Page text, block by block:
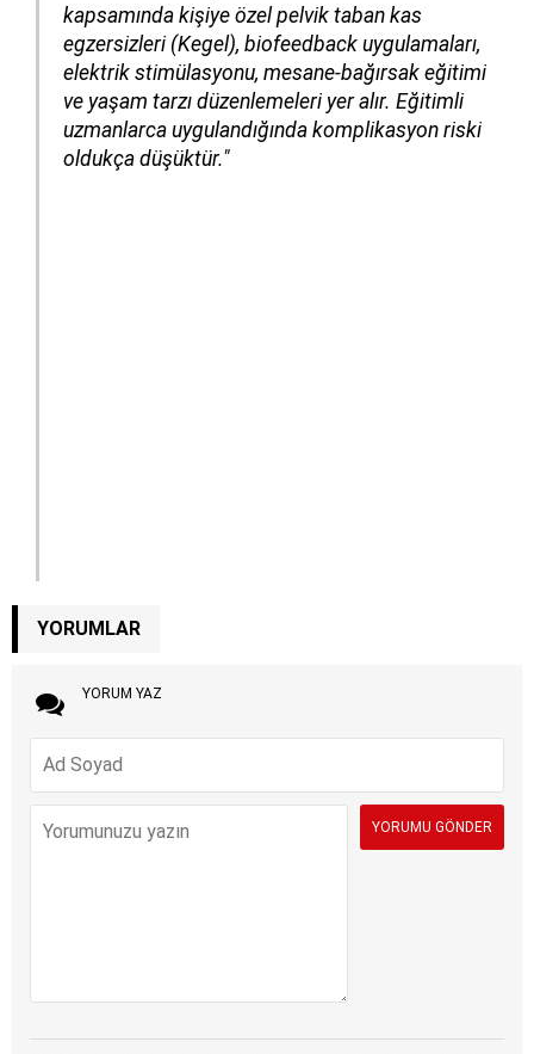
kapsamında kişiye özel pelvik taban kas
egzersizleri (Kegel), biofeedback uygulamaları,
elektrik stimülasyonu, mesane-bağırsak eğitimi
ve yaşam tarzı düzenlemeleri yer alır. Eğitimli
uzmanlarca uygulandığında komplikasyon riski
oldukça düşüktür."
YORUMLAR
YORUM YAZ